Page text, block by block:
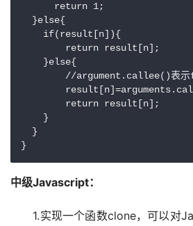
      return 1;
  }else{
    if(result[n]){
        return result[n];
    }else{
//argument.callee()表示
        return result[n];
    }
  }
}
中级Javascript：
1.实现一个函数clone，可以对